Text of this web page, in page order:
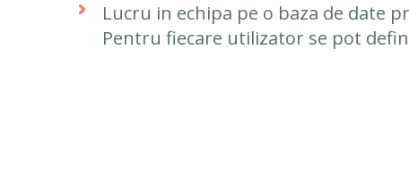
Lucru in echipa pe o baza de date
Pentru fiecare utilizator se pot